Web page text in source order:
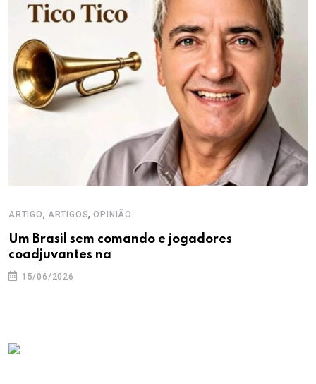
ARTIGO, ARTIGOS,OPINIÃO
Um Brasil sem comando e jogadores
coadjuvantes na
15/06/2026